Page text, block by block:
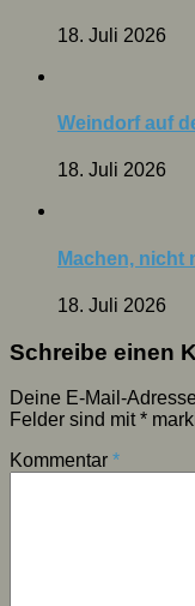
18. Juli 2026
Weindorf auf
18. Juli 2026
Machen, nicht
18. Juli 2026
Schreibe einen
Deine E-Mail-
Felder sind mit*
Kommentar *